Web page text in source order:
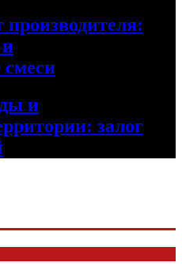
и
залог